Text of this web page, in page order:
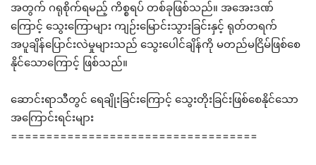
အတွက် ဂရုစိုက်ရမည့် ကိစ္စရပ် တစ်ခုဖြစ်သည်။ အအေးဒဏ်
ကြောင့် သွေးကြောများ ကျဉ်းမြောင်းသွားခြင်းနှင့် ရုတ်တရက်
အပူချိန်ပြောင်းလဲမှုများသည် သွေးပေါင်ချိန်ကို မတည်မငြိမ်ဖြစ်စေ
နိုင်သောကြောင့် ဖြစ်သည်။
ဆောင်းရာသီတွင် ရေချိုးခြင်းကြောင့် သွေးတိုးခြင်းဖြစ်စေနိုင်သော
အကြောင်းရင်းများ
===================================